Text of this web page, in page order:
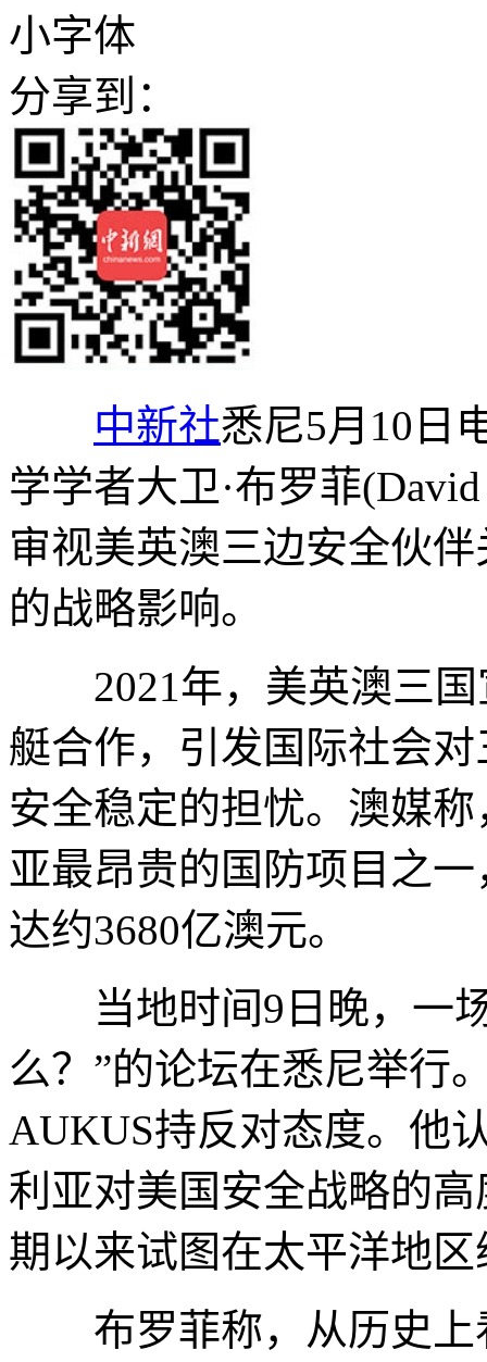
小字体
分享到：
中新社悉尼5月10日
学学者大卫·布罗菲
审视美英澳三边安全伙
的战略影响。
2021年，美英澳三国
艇合作，引发国际社会
安全稳定的担忧。澳媒
亚最昂贵的国防项目之
达约3680亿澳元。
当地时间9日晚，一场
么？”的论坛在悉尼举行
AUKUS持反对态度。他
利亚对美国安全战略的
期以来试图在太平洋地
布罗菲称，从历史上